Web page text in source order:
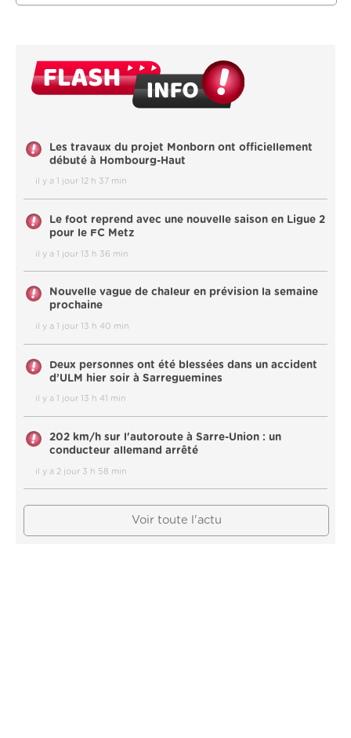
Les travaux du projet Monborn ont officiellement
débuté à Hombourg-Haut
il y a 1 jour 12 h 37 min
Le foot reprend avec une nouvelle saison en Ligue 2
pour le FC Metz
il y a 1 jour 13 h 36 min
Nouvelle vague de chaleur en prévision la semaine
prochaine
il y a 1 jour 13 h 40 min
Deux personnes ont été blessées dans un accident
d’ULM hier soir à Sarreguemines
il y a 1 jour 13 h 41 min
202 km/h sur l'autoroute à Sarre-Union : un
conducteur allemand arrêté
il y a 2 jour 3 h 58 min
Voir toute l'actu